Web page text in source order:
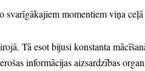
svarīgākajiem momentiem viņa ceļā
Tā esot bijusi konstanta
informācijas aizsardzības